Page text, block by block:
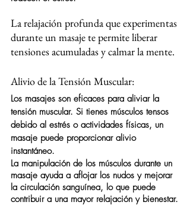
La relajación profunda que experimentas
durante un masaje te permite liberar
tensiones acumuladas y calmar la mente.
Alivio de la Tensión Muscular:
Los masajes son eficaces para aliviar la
tensión muscular. Si tienes músculos tensos
debido al estrés o actividades físicas, un
masaje puede proporcionar alivio
instantáneo.
La manipulación de los músculos durante un
masaje ayuda a aflojar los nudos y mejorar
la circulación sanguínea, lo que puede
contribuir a una mayor relajación y bienestar.